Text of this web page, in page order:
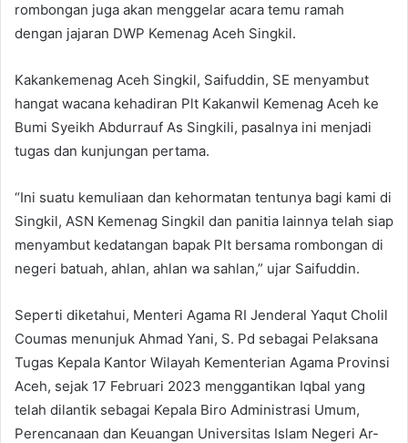
rombongan juga akan menggelar acara temu ramah
dengan jajaran DWP Kemenag Aceh Singkil.
Kakankemenag Aceh Singkil, Saifuddin, SE menyambut
hangat wacana kehadiran Plt Kakanwil Kemenag Aceh ke
Bumi Syeikh Abdurrauf As Singkili, pasalnya ini menjadi
tugas dan kunjungan pertama.
“Ini suatu kemuliaan dan kehormatan tentunya bagi kami di
Singkil, ASN Kemenag Singkil dan panitia lainnya telah siap
menyambut kedatangan bapak Plt bersama rombongan di
negeri batuah, ahlan, ahlan wa sahlan,” ujar Saifuddin.
Seperti diketahui, Menteri Agama RI Jenderal Yaqut Cholil
Coumas menunjuk Ahmad Yani, S. Pd sebagai Pelaksana
Tugas Kepala Kantor Wilayah Kementerian Agama Provinsi
Aceh, sejak 17 Februari 2023 menggantikan Iqbal yang
telah dilantik sebagai Kepala Biro Administrasi Umum,
Perencanaan dan Keuangan Universitas Islam Negeri Ar-